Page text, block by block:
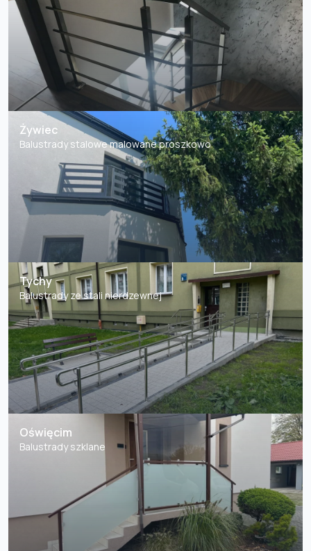
Żywiec
Balustrady stalowe malowane proszkowo
Tychy
Balustrady ze stali nierdzewnej
Oświęcim
Balustrady szklane